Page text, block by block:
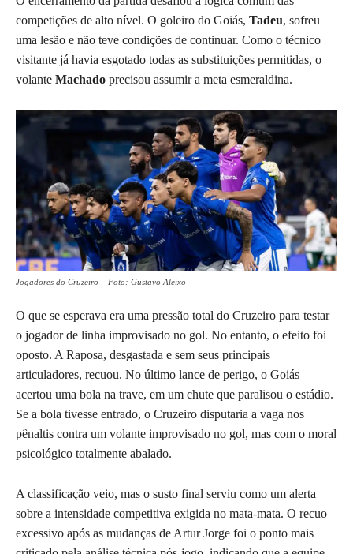
competições de alto nível. O goleiro do Goiás, Tadeu, sofreu
uma lesão e não teve condições de continuar. Como o técnico
visitante já havia esgotado todas as substituições permitidas, o
volante Machado precisou assumir a meta esmeraldina.
Jogadores do Cruzeiro – Foto: Gustavo Aleixo
O que se esperava era uma pressão total do Cruzeiro para testar
o jogador de linha improvisado no gol. No entanto, o efeito foi
oposto. A Raposa, desgastada e sem seus principais
articuladores, recuou. No último lance de perigo, o Goiás
acertou uma bola na trave, em um chute que paralisou o estádio.
Se a bola tivesse entrado, o Cruzeiro disputaria a vaga nos
pênaltis contra um volante improvisado no gol, mas com o moral
psicológico totalmente abalado.
A classificação veio, mas o susto final serviu como um alerta
sobre a intensidade competitiva exigida no mata-mata. O recuo
excessivo após as mudanças de Artur Jorge foi o ponto mais